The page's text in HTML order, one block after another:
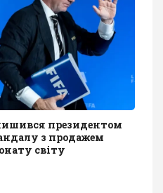
президентом
з продажем
світу